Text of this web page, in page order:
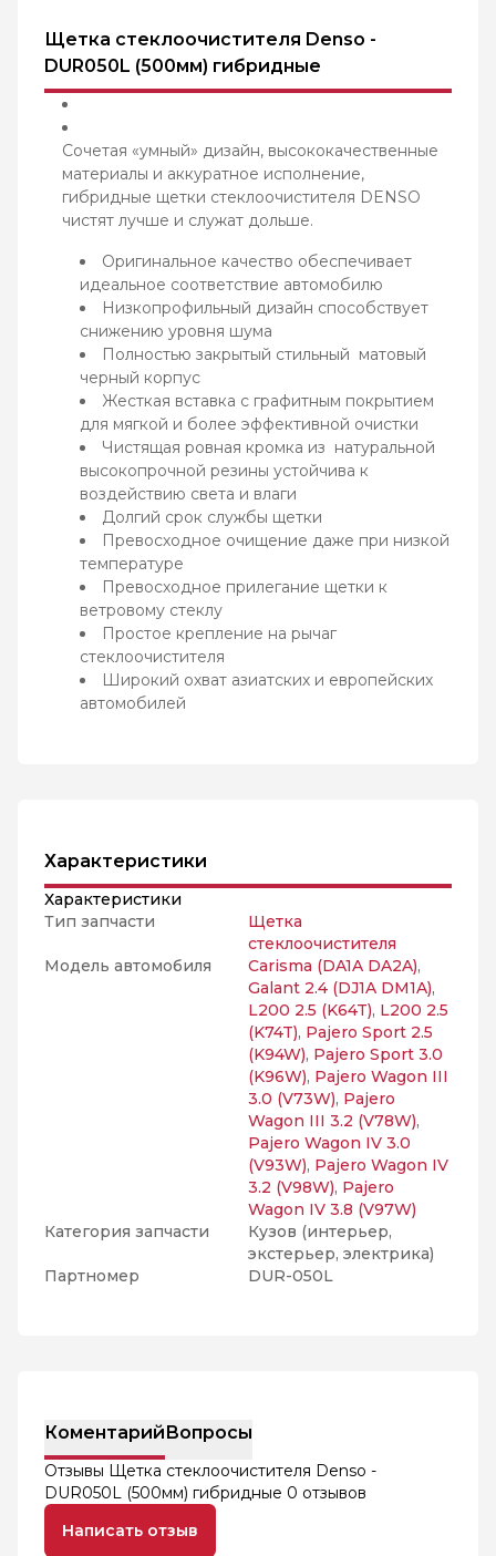
Щетка стеклоочистителя Denso -
DUR050L (500мм) гибридные
Сочетая «умный» дизайн, высококачественные
материалы и аккуратное исполнение,
гибридные щетки стеклоочистителя DENSO
чистят лучше и служат дольше.
Оригинальное качество обеспечивает
идеальное соответствие автомобилю
Низкопрофильный дизайн способствует
снижению уровня шума
Полностью закрытый стильный матовый
черный корпус
Жесткая вставка с графитным покрытием
для мягкой и более эффективной очистки
Чистящая ровная кромка из натуральной
высокопрочной резины устойчива к
воздействию света и влаги
Долгий срок службы щетки
Превосходное очищение даже при низкой
температуре
Превосходное прилегание щетки к
ветровому стеклу
Простое крепление на рычаг
стеклоочистителя
Широкий охват азиатских и европейских
автомобилей
Характеристики
Характеристики
Тип запчасти
Щетка
стеклоочистителя
Модель автомобиля
Carisma (DA1A DA2A),
Galant 2.4 (DJ1A DM1A),
L200 2.5 (K64T), L200 2.5
(K74T), Pajero Sport 2.5
(K94W), Pajero Sport 3.0
(K96W), Pajero Wagon III
3.0 (V73W), Pajero
Wagon III 3.2 (V78W),
Pajero Wagon IV 3.0
(V93W), Pajero Wagon IV
3.2 (V98W), Pajero
Wagon IV 3.8 (V97W)
Категория запчасти
Кузов (интерьер,
экстерьер, электрика)
Партномер
DUR-050L
КоментарийВопросы
Отзывы Щетка стеклоочистителя Denso -
DUR050L (500мм) гибридные 0 отзывов
Написать отзыв